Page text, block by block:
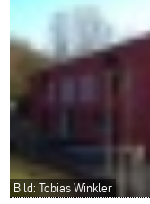
Bild: Tobias Winkler